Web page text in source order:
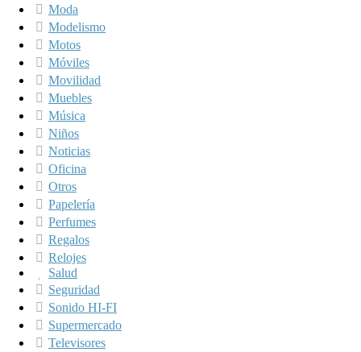
Moda
Modelismo
Motos
Móviles
Movilidad
Muebles
Música
Niños
Noticias
Oficina
Otros
Papelería
Perfumes
Regalos
Relojes
Salud
Seguridad
Sonido HI-FI
Supermercado
Televisores